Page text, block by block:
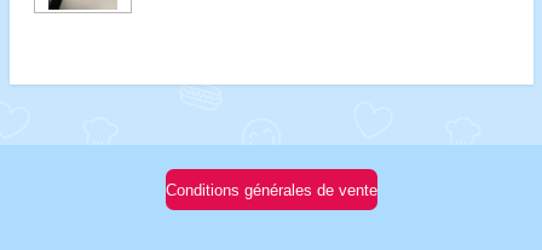
Conditions générales de vente